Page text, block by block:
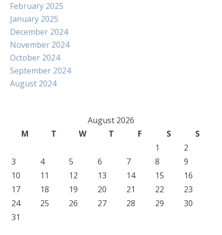
February 2025
January 2025
December 2024
November 2024
October 2024
September 2024
August 2024
August 2026
M
T W T F S
S
1
2
3
4 5 6 7 8
9
10
11 12 13 14 15
16
17
18 19 20 21 22
23
24
25 26 27 28 29
30
31